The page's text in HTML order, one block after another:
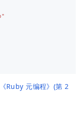
《Ruby 元编程》(第 2